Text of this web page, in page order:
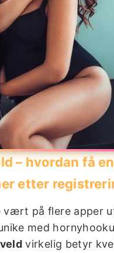
– hvordan få
etter
vært på flere apper
med
virkelig betyr